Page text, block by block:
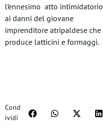
l’ennesimo atto intimidatorio
ai danni del giovane
imprenditore atripaldese che
produce latticini e formaggi.
Cond
ividi